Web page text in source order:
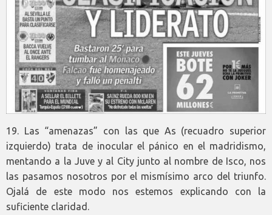
19. Las “amenazas” con las que As (recuadro superior
izquierdo) trata de inocular el pánico en el madridismo,
mentando a la Juve y al City junto al nombre de Isco, nos
las pasamos nosotros por el mismísimo arco del triunfo.
Ojalá de este modo nos estemos explicando con la
suficiente claridad.